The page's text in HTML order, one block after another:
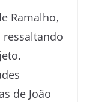
Ramalho,
de João